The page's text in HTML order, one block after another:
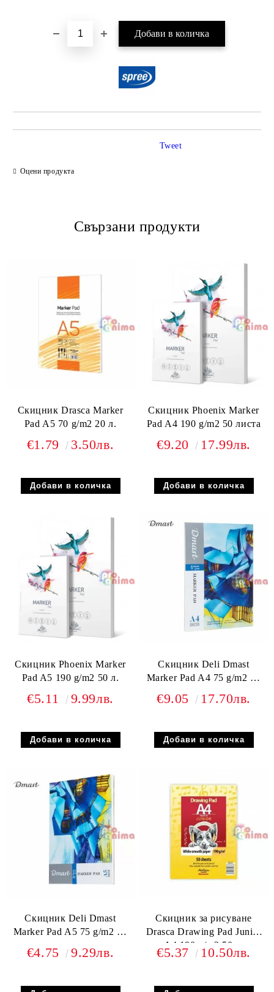
Оцени продукта
Tweet
Свързани продукти
Скицник Drasca Marker
Pad A5 70 g/m2 20 л.
€1.79 3.50лв.
Скицник Phoenix Marker
Pad A4 190 g/m2 50 листа
€9.20 17.99лв.
Скицник Phoenix Marker
Pad A5 190 g/m2 50 л.
€5.11 9.99лв.
Скицник Deli Dmast
Marker Pad A4 75 g/m2 50
€9.05 17.70лв.
Скицник Deli Dmast
Marker Pad A5 75 g/m2 50
€4.75 9.29лв.
Скицник за рисуване
Drasca Drawing Pad Junior
A4 190 g/m2 50 л.
€5.37 10.50лв.